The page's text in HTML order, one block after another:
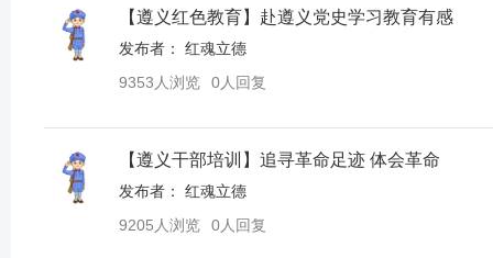
【遵义红色教育】赴遵义党史学习教育有感
发布者：红魂立德
9353人浏览
0人回复
【遵义干部培训】追寻革命足迹 体会革命
发布者：红魂立德
9205人浏览
0人回复